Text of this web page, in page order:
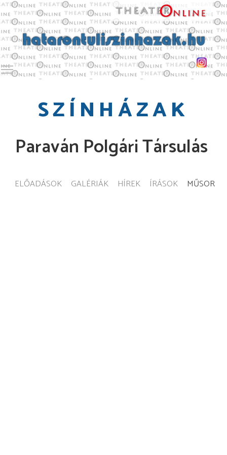
Toggle main menu visibility
SZÍNHÁZAK
Paraván Polgári Társulás
ELŐADÁSOK GALÉRIÁK HÍREK ÍRÁSOK MŰSOR